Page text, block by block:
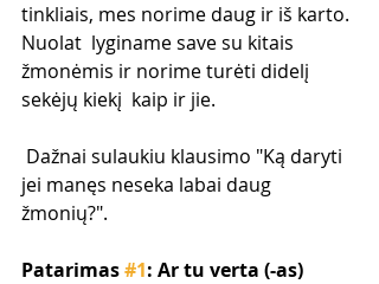
tinkliais, mes norime daug ir iš karto.
Nuolat  lyginame save su kitais
žmonėmis ir norime turėti didelį
sekėjų kiekį  kaip ir jie.
jei manęs neseka labai daug
žmonių?".
Patarimas #1: Ar tu verta (-as)